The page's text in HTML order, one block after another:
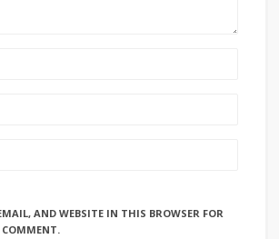
AND WEBSITE IN THIS BROWSER FOR